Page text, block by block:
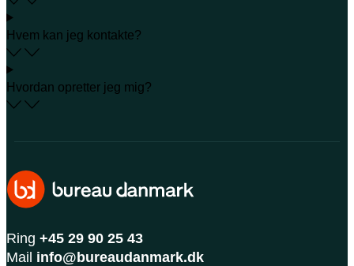
Hvem kan jeg kontakte?
Hvordan opretter jeg mig?
Ring +45 29 90 25 43
Mail info@bureaudanmark.dk